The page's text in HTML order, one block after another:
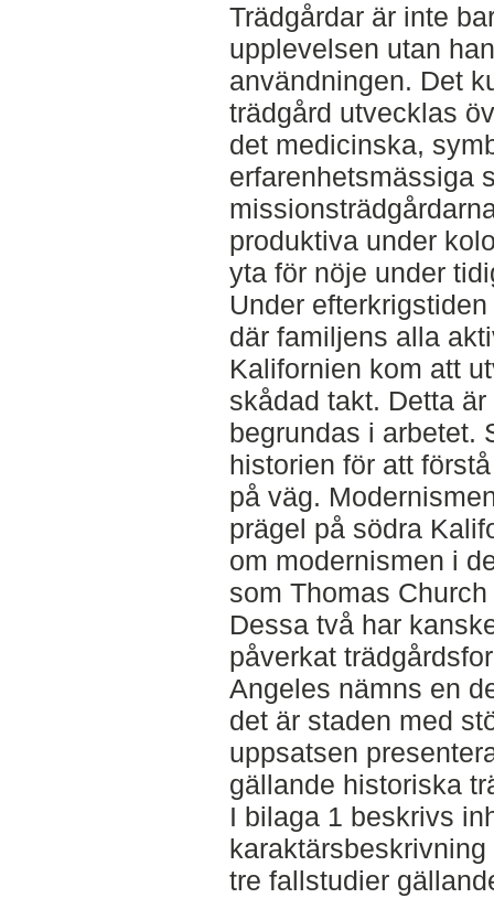
Trädgårdar är inte
upplevelsen utan
användningen. Det
trädgård utvecklas
det medicinska,
erfarenhetsmässiga
produktiva under
yta för nöje under
Under
där familjens alla
Kalifornien kom att
skådad takt. Detta
begrundas i arbetet.
historien för att
på väg.
prägel på södra
om modernismen i
som Thomas
Dessa två har
påverkat
Angeles nämns en
det är staden med
uppsatsen
gällande historiska
I bilaga 1 beskrivs
tre fallstudier